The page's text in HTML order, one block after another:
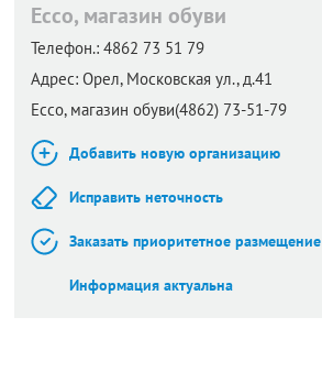
Ecco, магазин обуви
Телефон.: 4862 73 51 79
Адрес: Орел, Московская ул., д.41
Ecco, магазин обуви(4862) 73-51-79
Добавить новую организацию
Исправить неточность
Заказать приоритетное размещение
Информация актуальна